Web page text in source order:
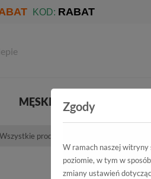
KOD: RABAT
MĘSKIE
Wszystkie produkty
Półbuty
Zgody
W ramach naszej witryny
poziomie, w tym w
zmiany ustawień